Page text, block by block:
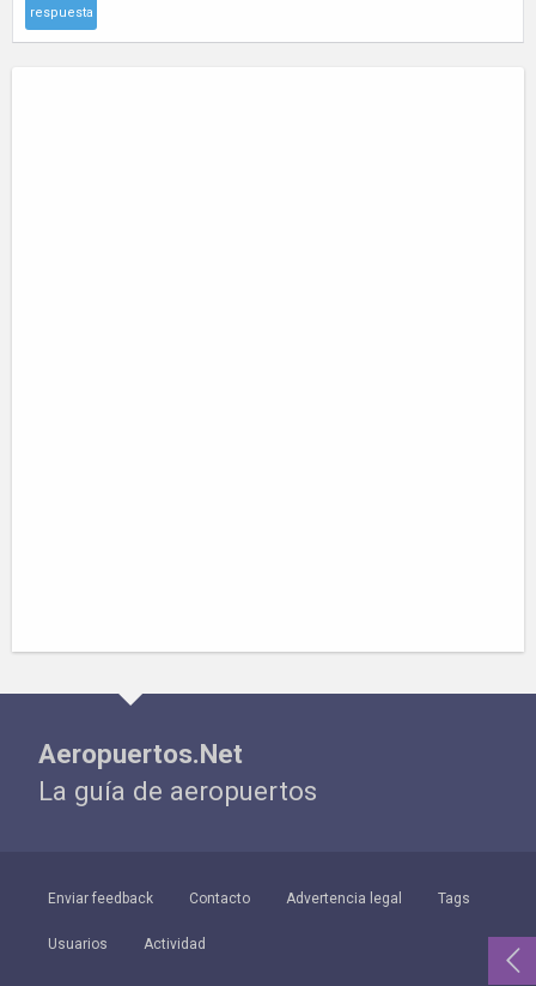
respuesta
Aeropuertos.Net
La guía de aeropuertos
Enviar feedback Contacto Advertencia legal Tags
Usuarios Actividad